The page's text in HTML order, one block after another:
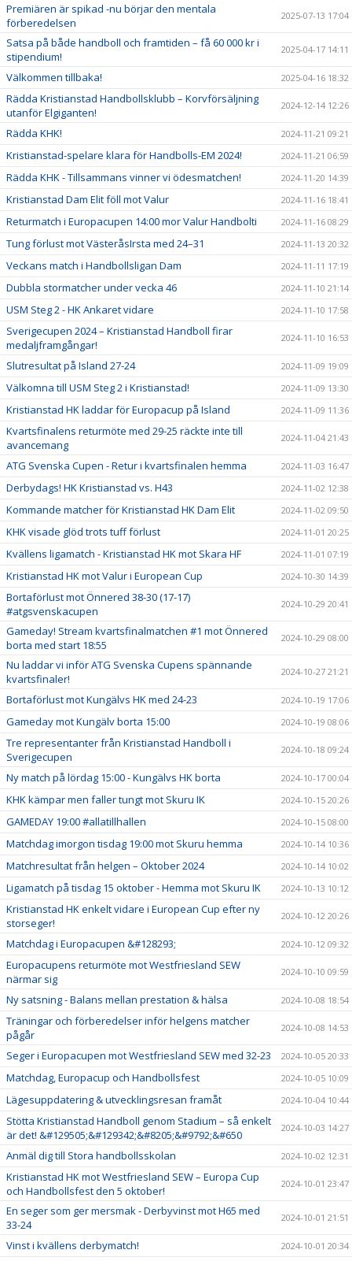
Premiären är spikad -nu börjar den mentala
förberedelsen
2025-07-13 17:04
Satsa på både handboll och framtiden – få 60 000 kr i
stipendium!
2025-04-17 14:11
Välkommen tillbaka! 2025-04-16 18:32
Rädda Kristianstad Handbollsklubb – Korvförsäljning
utanför Elgiganten!
2024-12-14 12:26
Rädda KHK! 2024-11-21 09:21
Kristianstad-spelare klara för Handbolls-EM 2024! 2024-11-21 06:59
Rädda KHK - Tillsammans vinner vi ödesmatchen! 2024-11-20 14:39
Kristianstad Dam Elit föll mot Valur 2024-11-16 18:41
Returmatch i Europacupen 14:00 mor Valur Handbolti 2024-11-16 08:29
Tung förlust mot VästeråsIrsta med 24–31 2024-11-13 20:32
Veckans match i Handbollsligan Dam 2024-11-11 17:19
Dubbla stormatcher under vecka 46 2024-11-10 21:14
USM Steg 2 - HK Ankaret vidare 2024-11-10 17:58
Sverigecupen 2024 – Kristianstad Handboll firar
medaljframgångar!
2024-11-10 16:53
Slutresultat på Island 27-24 2024-11-09 19:09
Välkomna till USM Steg 2 i Kristianstad! 2024-11-09 13:30
Kristianstad HK laddar för Europacup på Island 2024-11-09 11:36
Kvartsfinalens returmöte med 29-25 räckte inte till
avancemang
2024-11-04 21:43
ATG Svenska Cupen - Retur i kvartsfinalen hemma 2024-11-03 16:47
Derbydags! HK Kristianstad vs. H43 2024-11-02 12:38
Kommande matcher för Kristianstad HK Dam Elit 2024-11-02 09:50
KHK visade glöd trots tuff förlust 2024-11-01 20:25
Kvällens ligamatch - Kristianstad HK mot Skara HF 2024-11-01 07:19
Kristianstad HK mot Valur i European Cup 2024-10-30 14:39
Bortaförlust mot Önnered 38-30 (17-17)
#atgsvenskacupen
2024-10-29 20:41
Gameday! Stream kvartsfinalmatchen #1 mot Önnered
borta med start 18:55
2024-10-29 08:00
Nu laddar vi inför ATG Svenska Cupens spännande
kvartsfinaler!
2024-10-27 21:21
Bortaförlust mot Kungälvs HK med 24-23 2024-10-19 17:06
Gameday mot Kungälv borta 15:00 2024-10-19 08:06
Tre representanter från Kristianstad Handboll i
Sverigecupen
2024-10-18 09:24
Ny match på lördag 15:00 - Kungälvs HK borta 2024-10-17 00:04
KHK kämpar men faller tungt mot Skuru IK 2024-10-15 20:26
GAMEDAY 19:00 #allatillhallen 2024-10-15 08:00
Matchdag imorgon tisdag 19:00 mot Skuru hemma 2024-10-14 10:36
Matchresultat från helgen – Oktober 2024 2024-10-14 10:02
Ligamatch på tisdag 15 oktober - Hemma mot Skuru IK 2024-10-13 10:12
Kristianstad HK enkelt vidare i European Cup efter ny
storseger!
2024-10-12 20:26
Matchdag i Europacupen &#128293; 2024-10-12 09:32
Europacupens returmöte mot Westfriesland SEW
närmar sig
2024-10-10 09:59
Ny satsning - Balans mellan prestation & hälsa 2024-10-08 18:54
Träningar och förberedelser inför helgens matcher
pågår
2024-10-08 14:53
Seger i Europacupen mot Westfriesland SEW med 32-23 2024-10-05 20:33
Matchdag, Europacup och Handbollsfest 2024-10-05 10:09
Lägesuppdatering & utvecklingsresan framåt 2024-10-04 10:44
Stötta Kristianstad Handboll genom Stadium – så enkelt
är det! &#129505;&#129342;&#8205;&#9792;&#650
2024-10-03 14:27
Anmäl dig till Stora handbollsskolan 2024-10-02 12:31
Kristianstad HK mot Westfriesland SEW – Europa Cup
och Handbollsfest den 5 oktober!
2024-10-01 23:47
En seger som ger mersmak - Derbyvinst mot H65 med
33-24
2024-10-01 21:51
Vinst i kvällens derbymatch! 2024-10-01 20:34